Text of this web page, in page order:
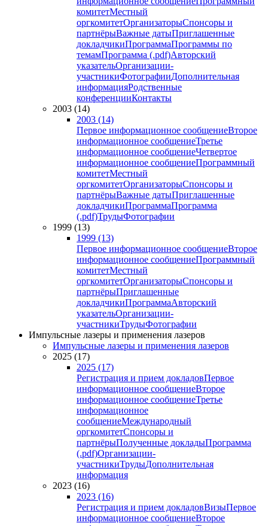
комитетМестный
оргкомитетОрганизаторыСпонсоры и
партнёрыВажные датыПриглашенные
докладчикиПрограммаПрограммы по
темамПрограмма (.pdf)Авторский
указательОрганизации-
участникиФотографииДополнительная
информацияРодственные
конференцииКонтакты
2003 (14)
2003 (14)
Первое информационное сообщениеВторое
информационное сообщениеТретье
информационное сообщениеЧетвертое
информационное сообщениеПрограммный
комитетМестный
оргкомитетОрганизаторыСпонсоры и
партнёрыВажные датыПриглашенные
докладчикиПрограммаПрограмма
(.pdf)ТрудыФотографии
1999 (13)
1999 (13)
Первое информационное сообщениеВторое
информационное сообщениеПрограммный
комитетМестный
оргкомитетОрганизаторыСпонсоры и
партнёрыПриглашенные
докладчикиПрограммаАвторский
указательОрганизации-
участникиТрудыФотографии
Импульсные лазеры и применения лазеров
Импульсные лазеры и применения лазеров
2025 (17)
2025 (17)
Регистрация и прием докладовПервое
информационное сообщениеВторое
информационное сообщениеТретье
информационное
сообщениеМеждународный
оргкомитетСпонсоры и
партнёрыПолученные докладыПрограмма
(.pdf)Организации-
участникиТрудыДополнительная
информация
2023 (16)
2023 (16)
Регистрация и прием докладовВизыПервое
информационное сообщениеВторое